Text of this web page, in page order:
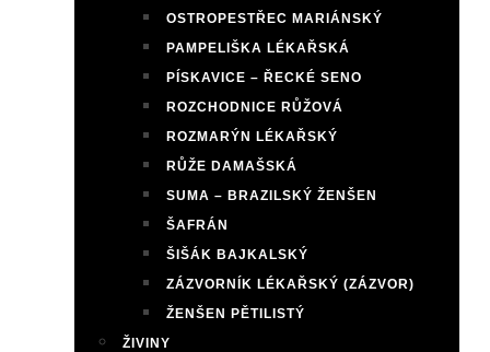
OSTROPESTŘEC MARIÁNSKÝ
PAMPELIŠKA LÉKAŘSKÁ
PÍSKAVICE – ŘECKÉ SENO
ROZCHODNICE RŮŽOVÁ
ROZMARÝN LÉKAŘSKÝ
RŮŽE DAMAŠSKÁ
SUMA – BRAZILSKÝ ŽENŠEN
ŠAFRÁN
ŠIŠÁK BAJKALSKÝ
ZÁZVORNÍK LÉKAŘSKÝ (ZÁZVOR)
ŽENŠEN PĚTILISTÝ
ŽIVINY